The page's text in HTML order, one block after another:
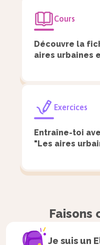
vieillissante.
Un
Depuis les
Montpellier
sûr, rapide,
de bruit) et
Cours
Découvre la
aires urbaines
Exercices
Entraîne-toi
"Les aires
Faisons
Je suis un